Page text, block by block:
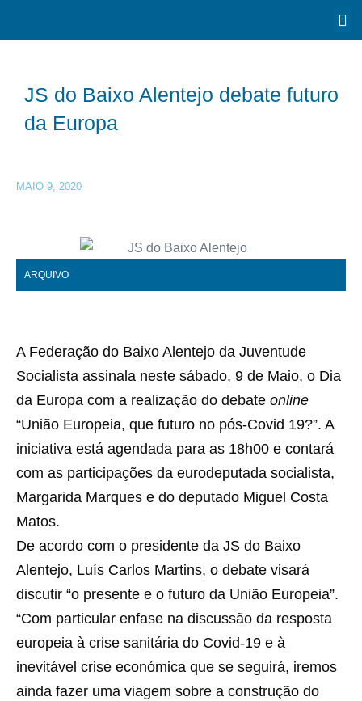
JS do Baixo Alentejo debate futuro
da Europa
MAIO 9, 2020
ARQUIVO
A Federação do Baixo Alentejo da Juventude
Socialista assinala neste sábado, 9 de Maio, o Dia
da Europa com a realização do debate online
“União Europeia, que futuro no pós-Covid 19?”. A
iniciativa está agendada para as 18h00 e contará
com as participações da eurodeputada socialista,
Margarida Marques e do deputado Miguel Costa
Matos.
De acordo com o presidente da JS do Baixo
Alentejo, Luís Carlos Martins, o debate visará
discutir “o presente e o futuro da União Europeia”.
“Com particular enfase na discussão da resposta
europeia à crise sanitária do Covid-19 e à
inevitável crise económica que se seguirá, iremos
ainda fazer uma viagem sobre a construção do